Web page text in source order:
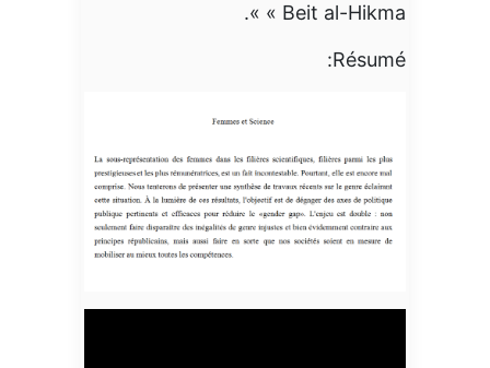
« Beit al-Hikma ».
Résumé: